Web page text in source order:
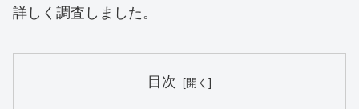
詳しく調査しました。
目次